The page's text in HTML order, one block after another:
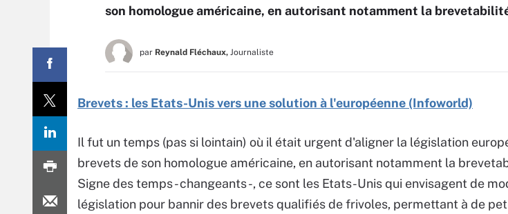
son homologue américaine, en autorisant notamment la
par Reynald Fléchaux, Journaliste
Brevets : les Etats-Unis vers une solution à l'européenne (Infoworld)
Il fut un temps (pas si lointain) où il était urgent d'aligner la législation
brevets de son homologue américaine, en autorisant notamment la
Signe des temps - changeants -, ce sont les Etats-Unis qui envisagent de
législation pour bannir des brevets qualifiés de frivoles, permettant à de